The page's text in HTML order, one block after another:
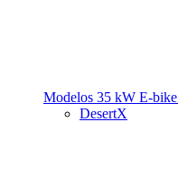
Modelos 35 kW E-bike
DesertX